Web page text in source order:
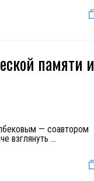
памяти и
— соавтором
взглянуть ...